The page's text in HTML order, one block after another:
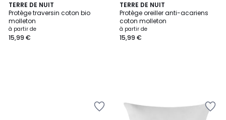
TERRE DE NUIT
Protège traversin coton bio
molleton
à partir de
15,99 €
TERRE DE NUIT
Protège oreiller anti-acariens
coton molleton
à partir de
15,99 €